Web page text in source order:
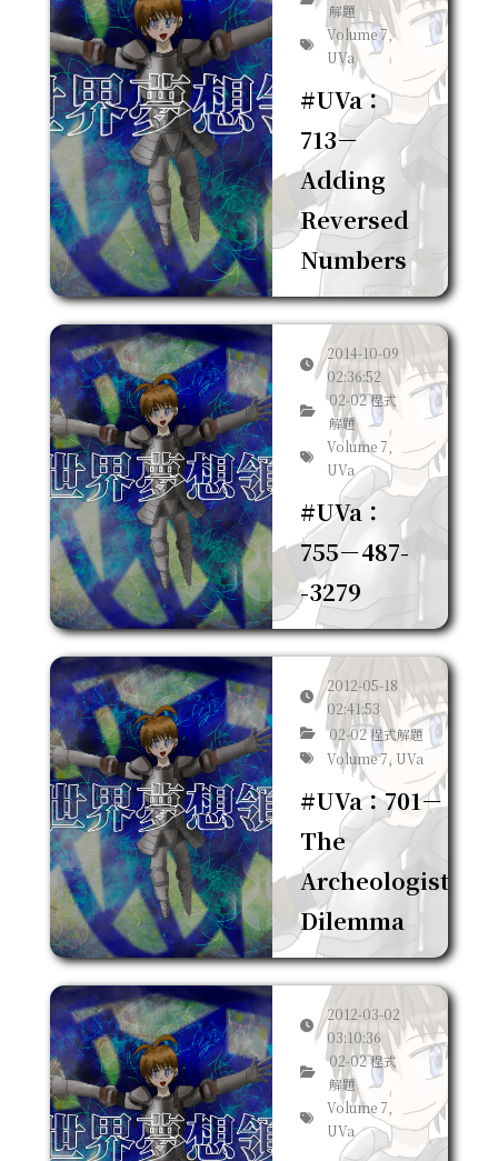
解題
Volume 7,
UVa
#UVa：
713－
Adding
Reversed
Numbers
2014-10-09
02:36:52
02-02 程式
解題
Volume 7,
UVa
#UVa：
755－487-
-3279
2012-05-18
02:41:53
02-02 程式解題
Volume 7, UVa
#UVa：701－
The
Archeologists'
Dilemma
2012-03-02
03:10:36
02-02 程式
解題
Volume 7,
UVa